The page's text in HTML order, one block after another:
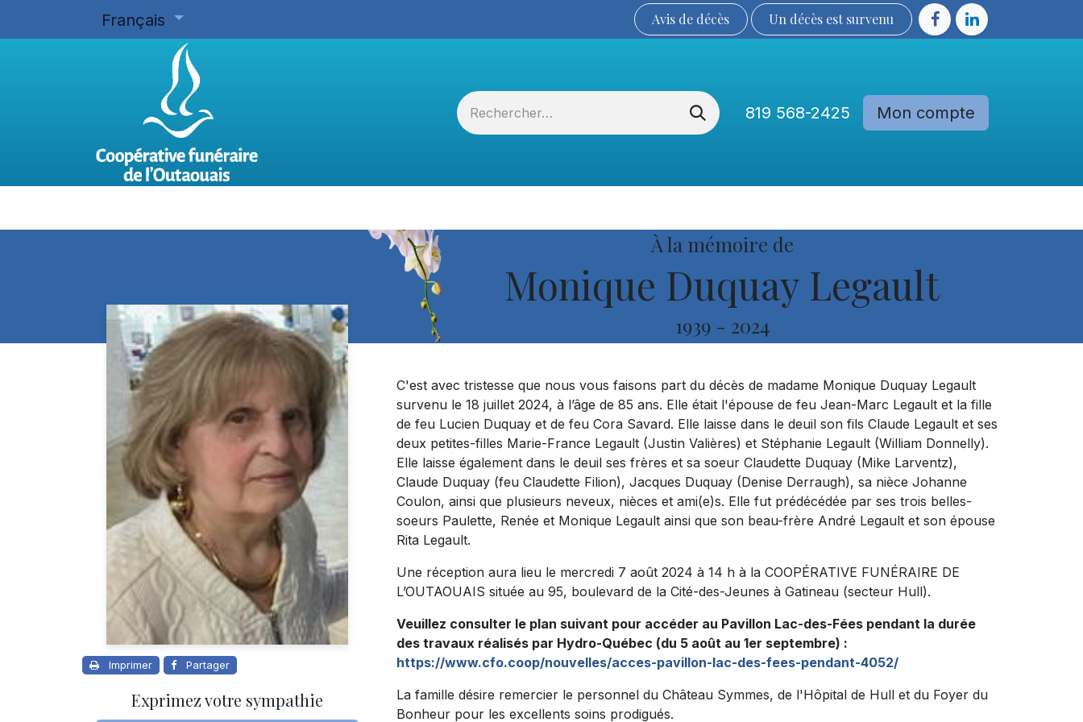
Français Avis de décès Un décès est sur​​​​​​​​ve​nu​​​​​​​​​​
819 568-2425 Mon compte
À la mémoire de
Monique Duquay Legault
1939 - 2024
Imprimer Partager
Exprimez votre sympathie
C'est avec tristesse que nous vous faisons part du décès de madame Monique Duquay Legault
survenu le 18 juillet 2024, à l’âge de 85 ans. Elle était l'épouse de feu Jean-Marc Legault et la fille
de feu Lucien Duquay et de feu Cora Savard. Elle laisse dans le deuil son fils Claude Legault et ses
deux petites-filles Marie-France Legault (Justin Valières) et Stéphanie Legault (William Donnelly).
Elle laisse également dans le deuil ses frères et sa soeur Claudette Duquay (Mike Larventz),
Claude Duquay (feu Claudette Filion), Jacques Duquay (Denise Derraugh), sa nièce Johanne
Coulon, ainsi que plusieurs neveux, nièces et ami(e)s. Elle fut prédécédée par ses trois belles-
soeurs Paulette, Renée et Monique Legault ainsi que son beau-frère André Legault et son épouse
Rita Legault.
Une réception aura lieu le mercredi 7 août 2024 à 14 h à la COOPÉRATIVE FUNÉRAIRE DE
L’OUTAOUAIS située au 95, boulevard de la Cité-des-Jeunes à Gatineau (secteur Hull).
Veuillez consulter le plan suivant pour accéder au Pavillon Lac-des-Fées pendant la durée
des travaux réalisés par Hydro-Québec (du 5 août au 1er septembre) :
https://www.cfo.coop/nouvelles/acces-pavillon-lac-des-fees-pendant-4052/
La famille désire remercier le personnel du Château Symmes, de l'Hôpital de Hull et du Foyer du
Bonheur pour les excellents soins prodigués.